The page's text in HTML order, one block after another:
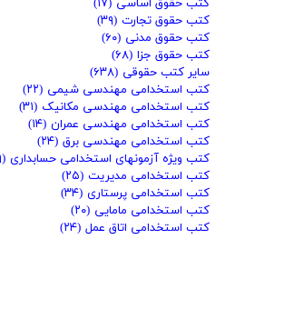
کتب حقوق اساسی (۱۷)
کتب حقوق تجارت (۳۹)
کتب حقوق مدنی (۶۰)
کتب حقوق جزا (۶۸)
سایر کتب حقوقی (۶۳۸)
کتب استخدامی مهندسی شیمی (۲۲)
کتب استخدامی مهندسی مکانیک (۳۱)
کتب استخدامی مهندسی عمران (۱۴)
کتب استخدامی مهندسی برق (۲۴)
کتب ویژه آزمونهای استخدامی حسابداری (۴۹)
کتب استخدامی مدیریت (۲۵)
کتب استخدامی پرستاری (۳۴)
کتب استخدامی مامایی (۲۰)
کتب استخدامی اتاق عمل (۲۴)